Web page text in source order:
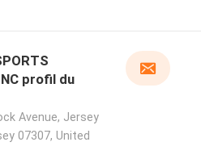
profil du
Avenue, Jersey
07307, United